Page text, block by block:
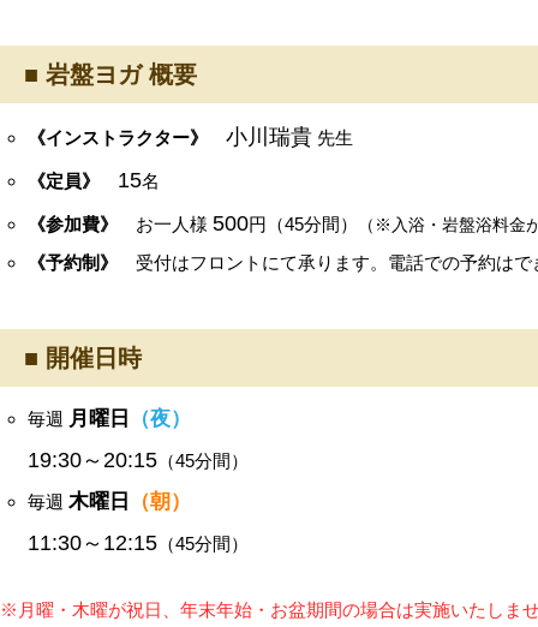
■ 岩盤ヨガ 概要
《インストラクター》 小川瑞貴 先生
《定員》 15名
《参加費》 お一人様500円（45分間） （※入浴・岩盤浴料金
《予約制》 受付はフロントにて承ります。電話での予約は
■ 開催日時
毎週 月曜日 （夜）
19:30～20:15 （45分間）
毎週木曜日 （朝）
11:30～12:15 （45分間）
※月曜・木曜が祝日、年末年始・お盆期間の場合は実施いたしま